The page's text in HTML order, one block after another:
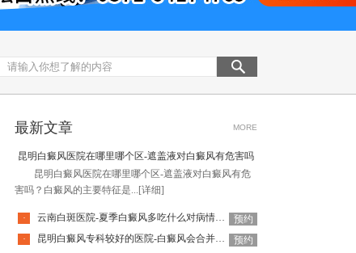
最新文章 MORE
昆明白癜风医院在哪里哪个区-遮盖液对白癜风有危害吗
昆明白癜风医院在哪里哪个区-遮盖液对白癜风有危
害吗？白癜风的主要特征是... [详细]
· 云南白斑医院-夏季白癜风多吃什么对病情有帮助
预约
·
昆明白癜风专科较好的医院-白癜风会合并甲状腺疾病吗
预约